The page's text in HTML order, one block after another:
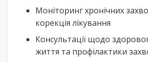
Моніторинг хронічних
корекція лікування
Консультації щодо
життя та профілактики